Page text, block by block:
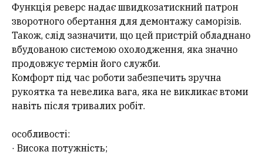
Функція реверс надає швидкозатискний патрон
зворотного обертання для демонтажу саморізів.
Також, слід зазначити, що цей пристрій обладнано
вбудованою системою охолодження, яка значно
продовжує термін його служби.
Комфорт під час роботи забезпечить зручна
рукоятка та невелика вага, яка не викликає втоми
навіть після тривалих робіт.
особливості:
· Висока потужність;